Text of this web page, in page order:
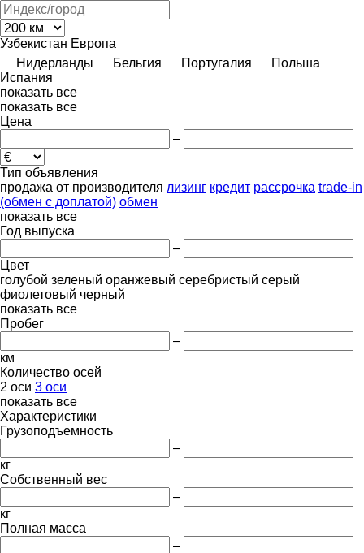
Узбекистан Европа
Нидерланды
Бельгия Португалия
Польша
Испания
показать все
показать все
Цена
–
Тип объявления
продажа от производителя лизинг кредит рассрочка trade-in
(обмен с доплатой) обмен
показать все
Год выпуска
–
Цвет
голубой зеленый оранжевый серебристый серый
фиолетовый черный
показать все
Пробег
–
км
Количество осей
2 оси 3 оси
показать все
Характеристики
Грузоподъемность
–
кг
Собственный вес
–
кг
Полная масса
–